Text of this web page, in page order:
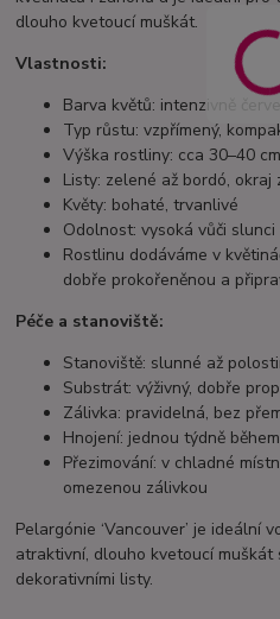
dlouho kvetoucí muškát.
Vlastnosti:
Barva květů: intenzivně
Typ růstu: vzpřímený,
Výška rostliny: cca 30–40 cm
Listy: zelené až bordó, okraj
Květy: bohaté, trvanlivé
Odolnost: vysoká vůči
Rostlinu dodáváme v
dobře prokořeněnou a
Péče a stanoviště:
Stanoviště: slunné až
Substrát: výživný, dobře
Zálivka: pravidelná, bez
Hnojení: jednou týdně
Přezimování: v chladné
omezenou zálivkou
Pelargónie ‘Vancouver’ je ideální
atraktivní, dlouho kvetoucí muškát
dekorativními listy.